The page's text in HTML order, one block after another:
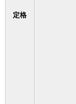
定格